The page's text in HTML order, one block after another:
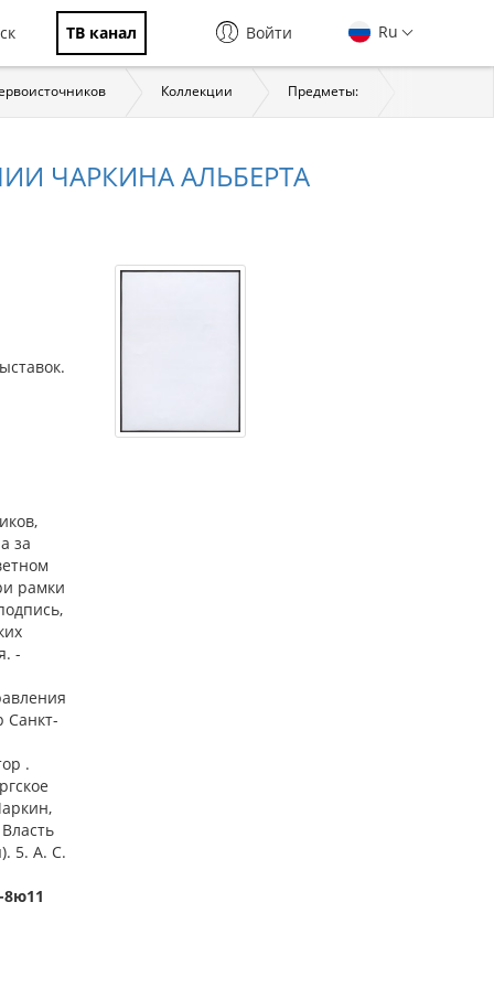
ТВ канал Ru
Войти
Коллекции Предметы:
ЧАРКИНА АЛЬБЕРТА
за
рамки
-
Санкт-
.
5. А. С.
8ю11